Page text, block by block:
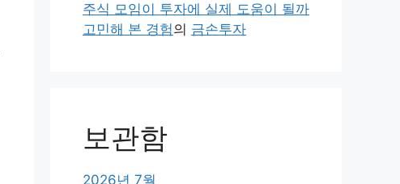
주식 모임이 투자에 실제 도움이 될까
고민해 본 경험의 금손투자
보관함
2026년 7월